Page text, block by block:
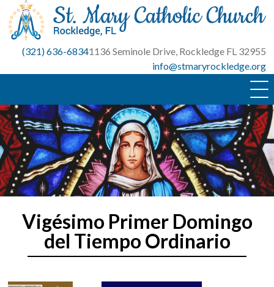
Skip
content
(321) 636-68341136 Seminole Drive, Rockledge FL 32955
info@stmaryrockledge.org
Vigésimo Primer Domingo
del Tiempo Ordinario